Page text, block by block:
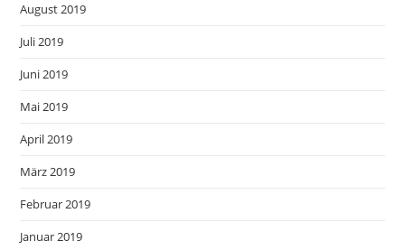
August 2019
Juli 2019
Juni 2019
Mai 2019
April 2019
März 2019
Februar 2019
Januar 2019